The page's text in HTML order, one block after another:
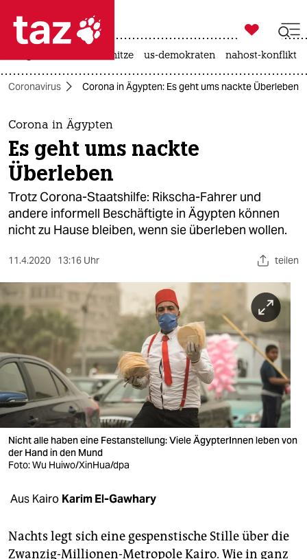
 taz zahl ich
taz zahl ich
themen
politik
öko
gesellschaft
sport
berlin
nord
wahrheit
verlag
verlag
veranstaltungen
unterstützen

taz zahl ich
hitze us-demokraten nahost-konflikt
Coronavirus Corona in Ägypten: Es geht ums nackte Überleben
Corona in Ägypten
Es geht ums nackte
Überleben
Trotz Corona-Staatshilfe: Rikscha-Fahrer und
andere informell Beschäftigte in Ägypten können
nicht zu Hause bleiben, wenn sie überleben wollen.
11.4.2020 13:16 Uhr teilen
Nicht alle haben eine Festanstellung: Viele ÄgypterInnen leben von
der Hand in den Mund
Foto: Wu Huiwo/XinHua/dpa
Aus Kairo Karim El-Gawhary
Nachts legt sich eine gespenstische Stille über die
Zwanzig-Millionen-Metropole Kairo. Wie in ganz